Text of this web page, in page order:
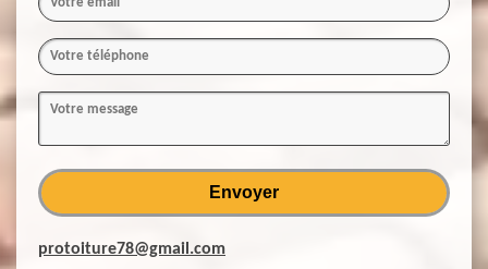
protoiture78@gmail.com